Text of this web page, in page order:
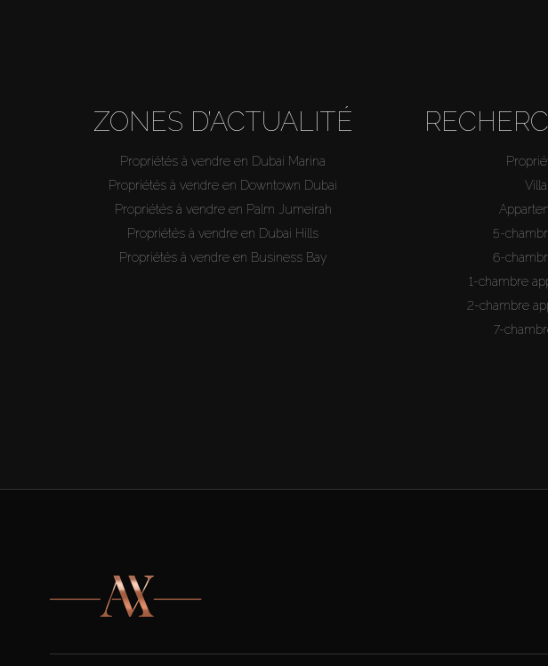
ZONES D’ACTUALITÉ
Propriétés à vendre en Dubai Marina
Propriétés à vendre en Downtown Dubai
Propriétés à vendre en Palm Jumeirah
Propriétés à vendre en Dubai Hills
Propriétés à vendre en Business Bay
5-
6-
1-chambre
2-chambre
7-